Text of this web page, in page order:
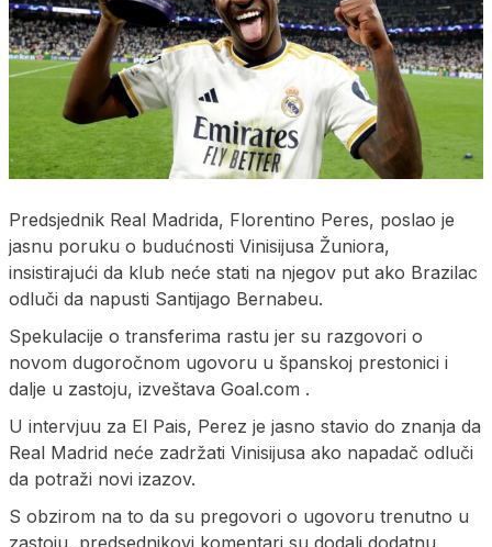
Predsjednik Real Madrida, Florentino Peres, poslao je
jasnu poruku o budućnosti Vinisijusa Žuniora,
insistirajući da klub neće stati na njegov put ako Brazilac
odluči da napusti Santijago Bernabeu.
Spekulacije o transferima rastu jer su razgovori o
novom dugoročnom ugovoru u španskoj prestonici i
dalje u zastoju, izveštava Goal.com .
U intervjuu za El Pais, Perez je jasno stavio do znanja da
Real Madrid neće zadržati Vinisijusa ako napadač odluči
da potraži novi izazov.
S obzirom na to da su pregovori o ugovoru trenutno u
zastoju, predsednikovi komentari su dodali dodatnu